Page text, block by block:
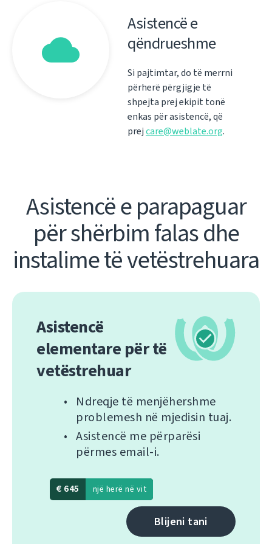
Asistencë e
qëndrueshme
Si pajtimtar, do të merrni
përherë përgjigje të
shpejta prej ekipit tonë
enkas për asistencë, që
prejcare@weblate.org.
Asistencë e parapaguar
për shërbim falas dhe
instalime të vetëstrehuara
Asistencë
elementare për të
vetëstrehuar
Ndreqje të menjëhershme
problemesh në mjedisin tuaj.
Asistencë me përparësi
përmes email-i.
€ 645 një herë në vit
Blijeni tani